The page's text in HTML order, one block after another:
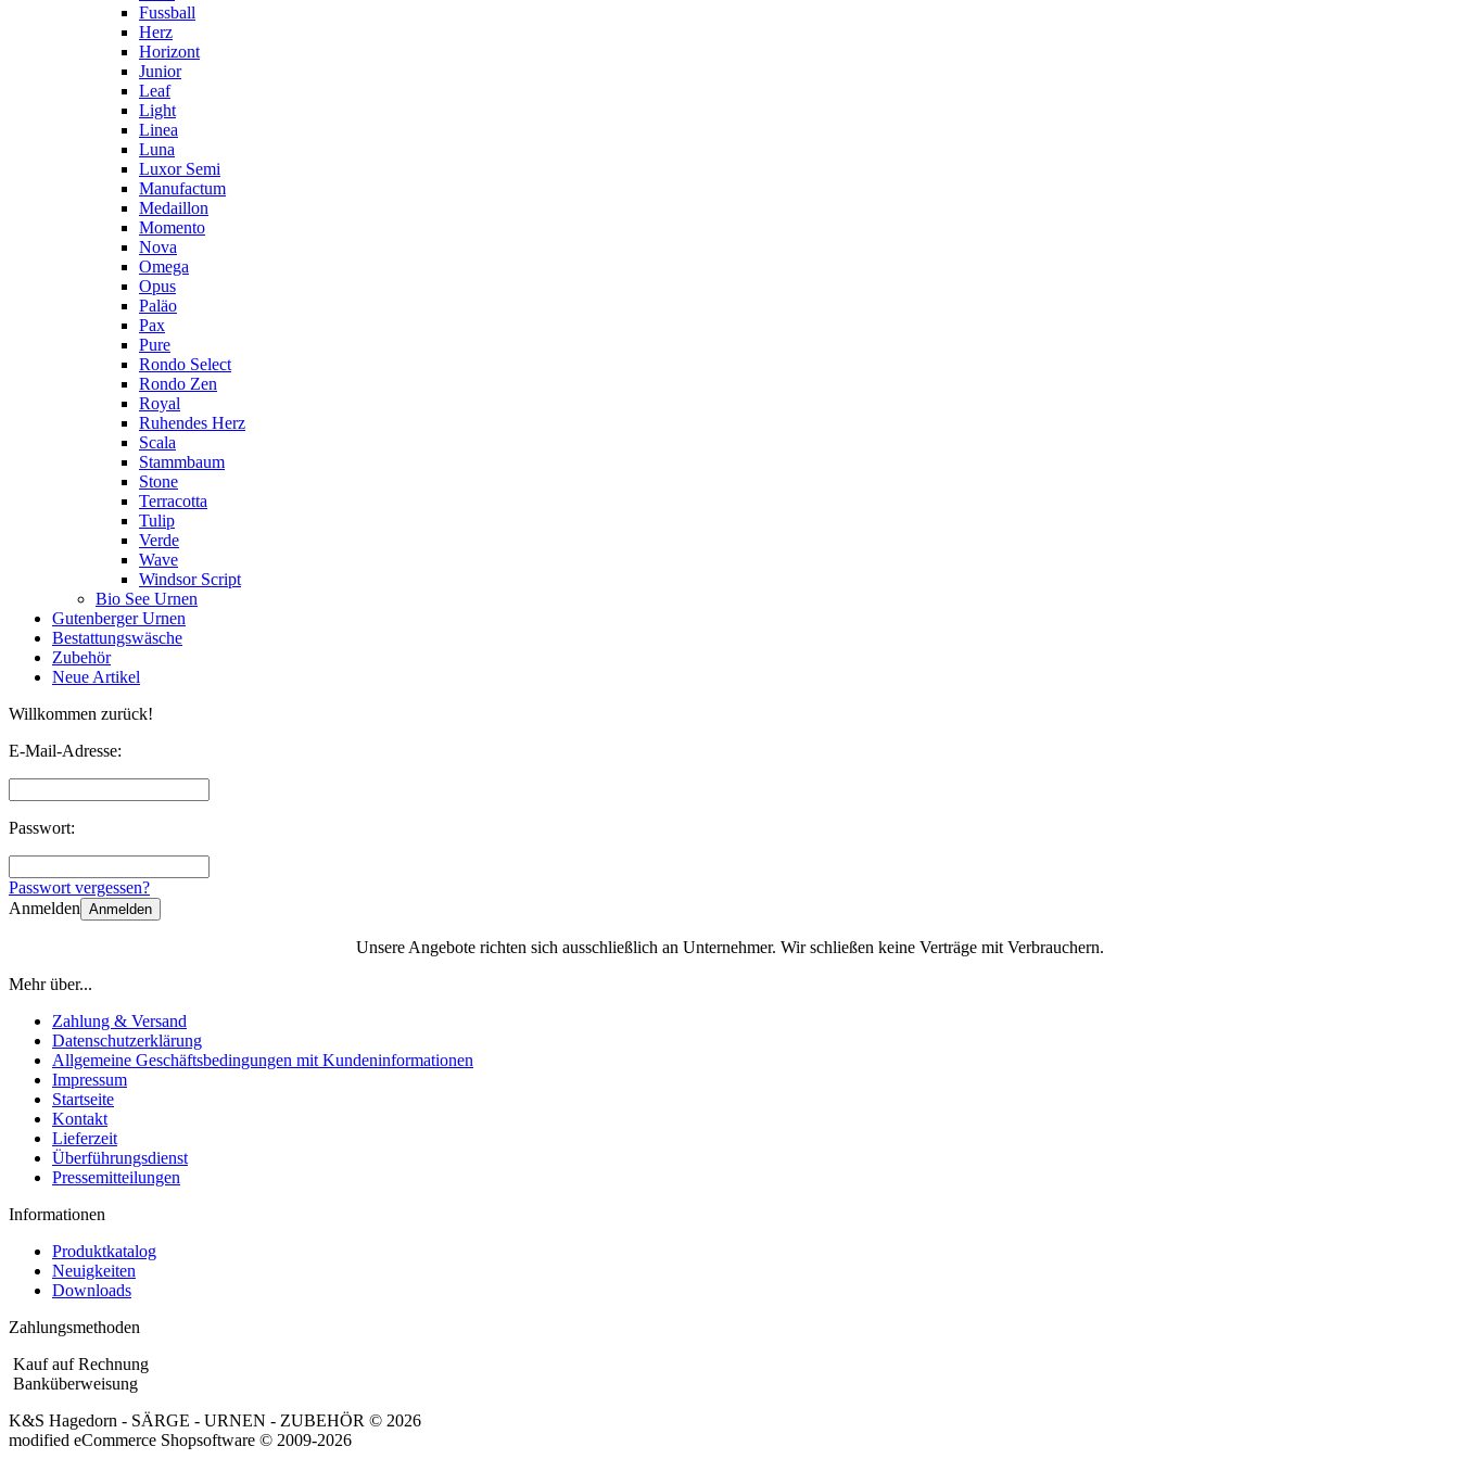
Fussball
Herz
Horizont
Junior
Leaf
Light
Linea
Luna
Luxor Semi
Manufactum
Medaillon
Momento
Nova
Omega
Opus
Paläo
Pax
Pure
Rondo Select
Rondo Zen
Royal
Ruhendes Herz
Scala
Stammbaum
Stone
Terracotta
Tulip
Verde
Wave
Windsor Script
Bio See Urnen
Gutenberger Urnen
Bestattungswäsche
Zubehör
Neue Artikel
Willkommen zurück!
E-Mail-Adresse:
Passwort:
Passwort vergessen?
Anmelden Anmelden
Unsere Angebote richten sich ausschließlich an Unternehmer. Wir schließen keine Verträge mit Verbrauchern.
Mehr über...
Zahlung & Versand
Datenschutzerklärung
Allgemeine Geschäftsbedingungen mit Kundeninformationen
Impressum
Startseite
Kontakt
Lieferzeit
Überführungsdienst
Pressemitteilungen
Informationen
Produktkatalog
Neuigkeiten
Downloads
Zahlungsmethoden
Kauf auf Rechnung
Banküberweisung
K&S Hagedorn - SÄRGE - URNEN - ZUBEHÖR © 2026
modified eCommerce Shopsoftware © 2009-2026